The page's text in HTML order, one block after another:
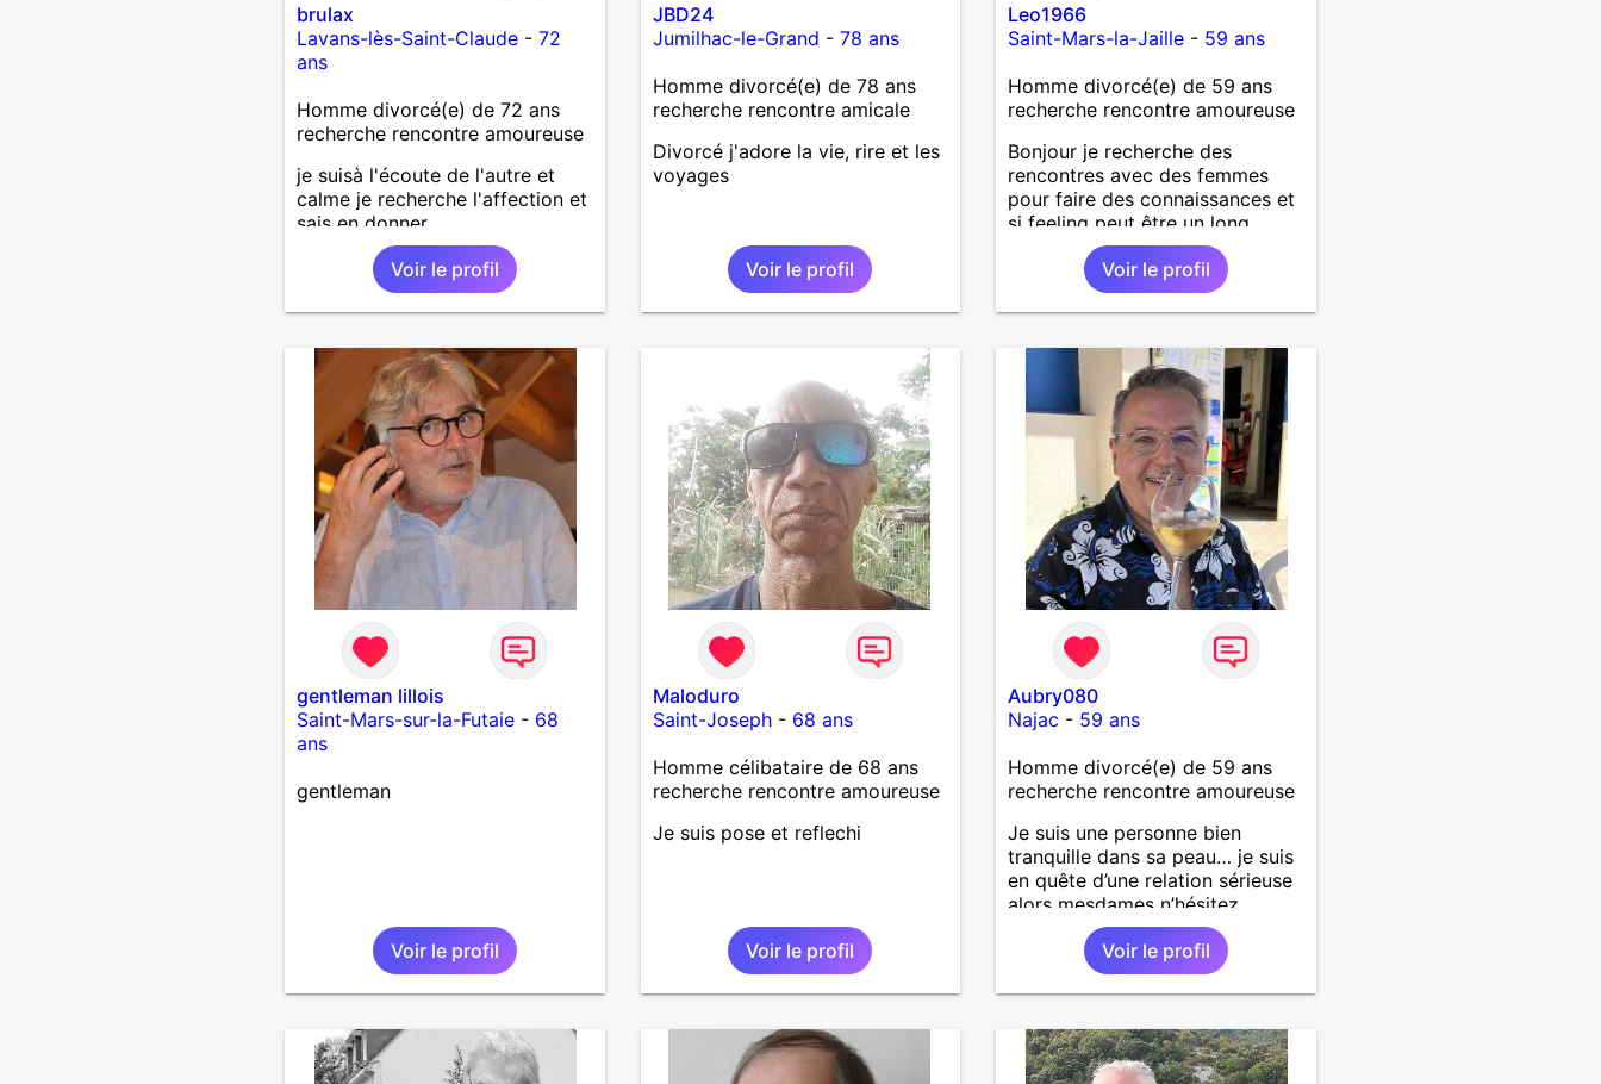
brulax
Lavans-lès-Saint-Claude- 72
ans
Homme divorcé(e) de 72 ans
recherche rencontre amoureuse
je suisà l'écoute de l'autre et
calme je recherche l'affection et
sais en donner
Voir le profil
JBD24
Jumilhac-le-Grand - 78 ans
Homme divorcé(e) de 78 ans
recherche rencontre amicale
Divorcé j'adore la vie, rire et les
voyages
Voir le profil
Leo1966
Saint-Mars-la-Jaille - 59 ans
Homme divorcé(e) de 59 ans
recherche rencontre amoureuse
Bonjour je recherche des
rencontres avec des femmes
pour faire des connaissances et
si feeling peut être un long
chemin. Je laisse le destin nous
guider. Je suis un homme simple
honnête et fidèle.
Voir le profil
gentleman lillois
Saint-Mars-sur-la-Futaie- 68
ans
gentleman
Voir le profil
Maloduro
Saint-Joseph- 68 ans
Homme célibataire de 68 ans
recherche rencontre amoureuse
Je suis pose et reflechi
Voir le profil
Aubry080
Najac - 59 ans
Homme divorcé(e) de 59 ans
recherche rencontre amoureuse
Je suis une personne bien
tranquille dans sa peau… je suis
en quête d’une relation sérieuse
alors mesdames n’hésitez
surtout pas ! Au plaisir de vous
lire. Laissez-moi vos infos
Voir le profil